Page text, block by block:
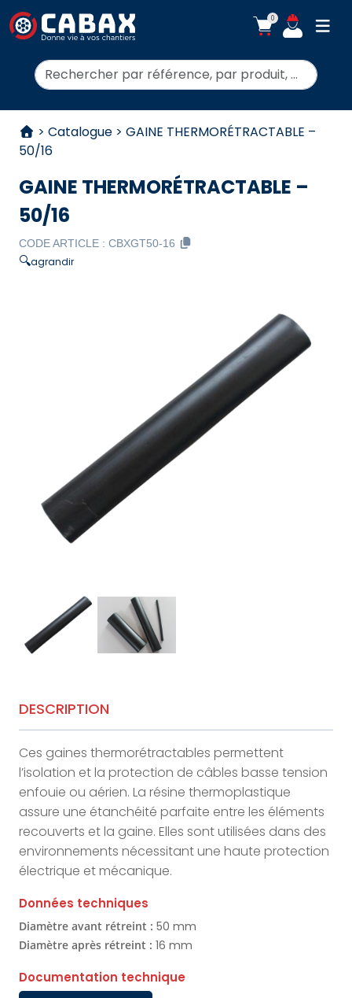
0
Rechercher:
> Catalogue > GAINE THERMORÉTRACTABLE –
50/16
GAINE THERMORÉTRACTABLE –
50/16
CODE ARTICLE : CBXGT50-16
🔍
DESCRIPTION
Ces gaines thermorétractables permettent
l’isolation et la protection de câbles basse tension
enfouie ou aérien. La résine thermoplastique
assure une étanchéité parfaite entre les éléments
recouverts et la gaine. Elles sont utilisées dans des
environnements nécessitant une haute protection
électrique et mécanique.
Données techniques
Diamètre avant rétreint : 50 mm
Diamètre après rétreint : 16 mm
Documentation technique